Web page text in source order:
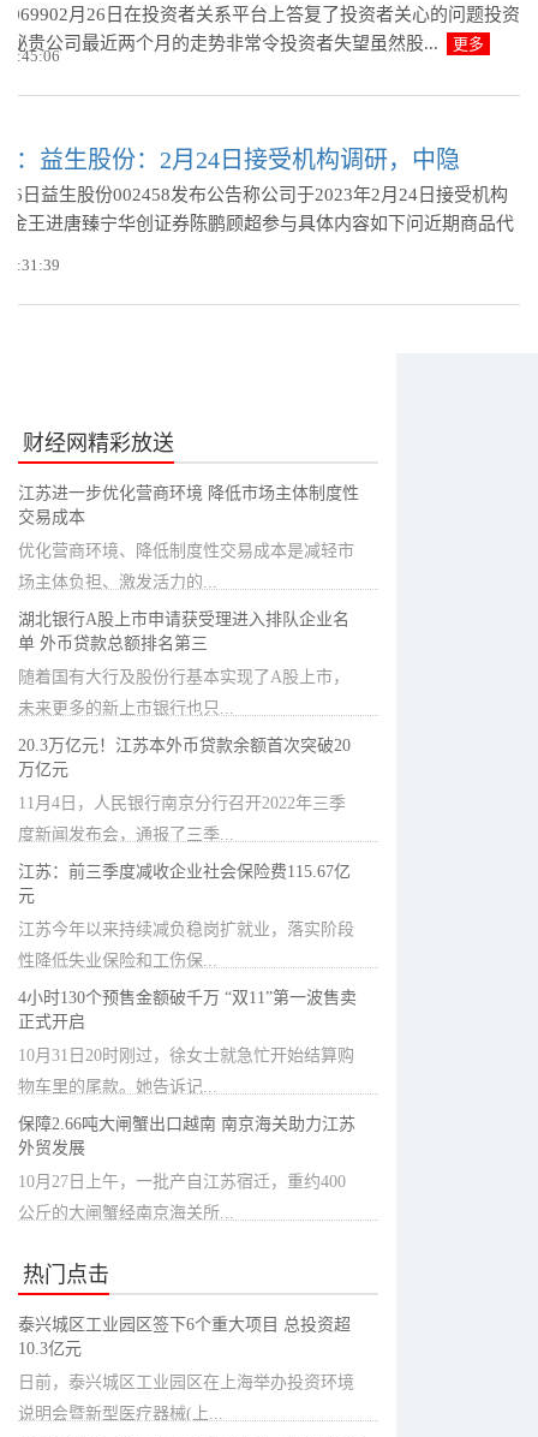
月26日在投资者关系平台上答复了投资者关心的问题投资
秘贵公司最近两个月的走势非常令投资者失望虽然股...
更多
：益生股份：2月24日接受机构调研，中隐
日益生股份002458发布公告称公司于2023年2月24日接受机构
金王进唐臻宁华创证券陈鹏顾超参与具体内容如下问近期商品代
财经网精彩放送
江苏进一步优化营商环境 降低市场主体制度性
交易成本
优化营商环境、降低制度性交易成本是减轻市
场主体负担、激发活力的...
湖北银行A股上市申请获受理进入排队企业名
单 外币贷款总额排名第三
随着国有大行及股份行基本实现了A股上市，
未来更多的新上市银行也只...
20.3万亿元！江苏本外币贷款余额首次突破20
万亿元
11月4日，人民银行南京分行召开2022年三季
度新闻发布会，通报了三季...
江苏：前三季度减收企业社会保险费115.67亿
元
江苏今年以来持续减负稳岗扩就业，落实阶段
性降低失业保险和工伤保...
4小时130个预售金额破千万 “双11”第一波售卖
正式开启
10月31日20时刚过，徐女士就急忙开始结算购
物车里的尾款。她告诉记...
保障2.66吨大闸蟹出口越南 南京海关助力江苏
外贸发展
10月27日上午，一批产自江苏宿迁，重约400
公斤的大闸蟹经南京海关所...
热门点击
泰兴城区工业园区签下6个重大项目 总投资超
10.3亿元
日前，泰兴城区工业园区在上海举办投资环境
说明会暨新型医疗器械(上...